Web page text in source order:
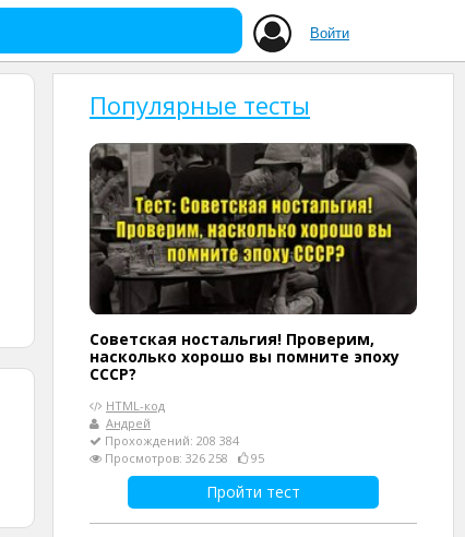
Войти
Популярные тесты
Советская ностальгия! Проверим,
насколько хорошо вы помните эпоху
СССР?
HTML-код
Андрей
Прохождений: 208 384
Просмотров: 326 258
95
Пройти тест